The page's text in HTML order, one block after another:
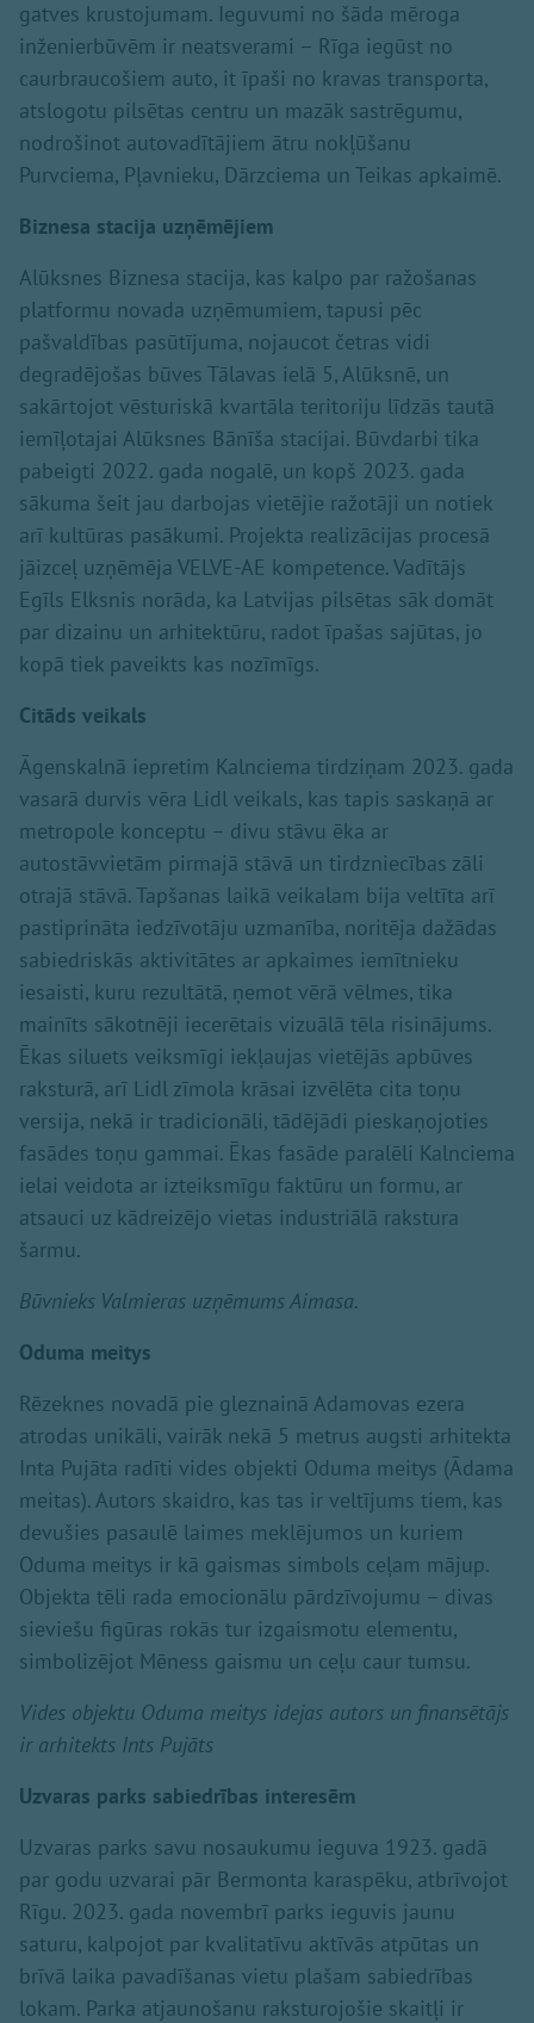
gatves krustojumam. Ieguvumi no šāda mēroga
inženierbūvēm ir neatsverami – Rīga iegūst no
caurbraucošiem auto, it īpaši no kravas transporta,
atslogotu pilsētas centru un mazāk sastrēgumu,
nodrošinot autovadītājiem ātru nokļūšanu
Purvciema, Pļavnieku, Dārzciema un Teikas apkaimē.
Biznesa stacija uzņēmējiem
Alūksnes Biznesa stacija, kas kalpo par ražošanas
platformu novada uzņēmumiem, tapusi pēc
pašvaldības pasūtījuma, nojaucot četras vidi
degradējošas būves Tālavas ielā 5, Alūksnē, un
sakārtojot vēsturiskā kvartāla teritoriju līdzās tautā
iemīļotajai Alūksnes Bānīša stacijai. Būvdarbi tika
pabeigti 2022. gada nogalē, un kopš 2023. gada
sākuma šeit jau darbojas vietējie ražotāji un notiek
arī kultūras pasākumi. Projekta realizācijas procesā
jāizceļ uzņēmēja VELVE-AE kompetence. Vadītājs
Egīls Elksnis norāda, ka Latvijas pilsētas sāk domāt
par dizainu un arhitektūru, radot īpašas sajūtas, jo
kopā tiek paveikts kas nozīmīgs.
Citāds veikals
Āgenskalnā iepretim Kalnciema tirdziņam 2023. gada
vasarā durvis vēra Lidl veikals, kas tapis saskaņā ar
metropole konceptu – divu stāvu ēka ar
autostāvvietām pirmajā stāvā un tirdzniecības zāli
otrajā stāvā. Tapšanas laikā veikalam bija veltīta arī
pastiprināta iedzīvotāju uzmanība, noritēja dažādas
sabiedriskās aktivitātes ar apkaimes iemītnieku
iesaisti, kuru rezultātā, ņemot vērā vēlmes, tika
mainīts sākotnēji iecerētais vizuālā tēla risinājums.
Ēkas siluets veiksmīgi iekļaujas vietējās apbūves
raksturā, arī Lidl zīmola krāsai izvēlēta cita toņu
versija, nekā ir tradicionāli, tādējādi pieskaņojoties
fasādes toņu gammai. Ēkas fasāde paralēli Kalnciema
ielai veidota ar izteiksmīgu faktūru un formu, ar
atsauci uz kādreizējo vietas industriālā rakstura
šarmu.
Būvnieks Valmieras uzņēmums Aimasa.
Oduma meitys
Rēzeknes novadā pie gleznainā Adamovas ezera
atrodas unikāli, vairāk nekā 5 metrus augsti arhitekta
Inta Pujāta radīti vides objekti Oduma meitys (Ādama
meitas). Autors skaidro, kas tas ir veltījums tiem, kas
devušies pasaulē laimes meklējumos un kuriem
Oduma meitys ir kā gaismas simbols ceļam mājup.
Objekta tēli rada emocionālu pārdzīvojumu – divas
sieviešu figūras rokās tur izgaismotu elementu,
simbolizējot Mēness gaismu un ceļu caur tumsu.
Vides objektu Oduma meitys idejas autors un finansētājs
ir arhitekts Ints Pujāts
Uzvaras parks sabiedrības interesēm
Uzvaras parks savu nosaukumu ieguva 1923. gadā
par godu uzvarai pār Bermonta karaspēku, atbrīvojot
Rīgu. 2023. gada novembrī parks ieguvis jaunu
saturu, kalpojot par kvalitatīvu aktīvās atpūtas un
brīvā laika pavadīšanas vietu plašam sabiedrības
lokam. Parka atjaunošanu raksturojošie skaitļi ir